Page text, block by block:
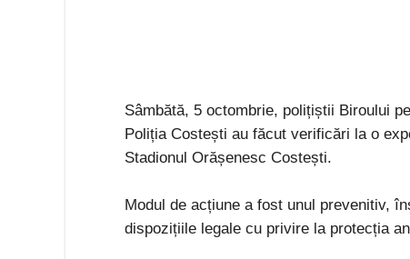
Sâmbătă, 5 octombrie, polițiștii Biroului
Poliția Costești au făcut verificări la o
Stadionul Orășenesc Costești.
Modul de acțiune a fost unul prevenitiv,
dispozițiile legale cu privire la protecția